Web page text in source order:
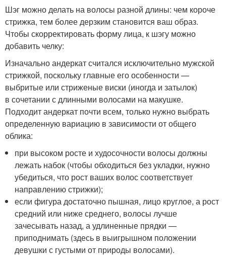
Шэг можно делать на волосы разной длины: чем короче
стрижка, тем более дерзким становится ваш образ.
Чтобы скорректировать форму лица, к шэгу можно
добавить челку:
Изначально андеркат считался исключительно мужской
стрижкой, поскольку главные его особенности —
выбритые или стриженые виски (иногда и затылок)
в сочетании с длинными волосами на макушке.
Подходит андеркат почти всем, только нужно выбрать
определенную вариацию в зависимости от общего
облика:
при высоком росте и худосочности волосы должны
лежать набок (чтобы обходиться без укладки, нужно
убедиться, что рост ваших волос соответствует
направлению стрижки);
если фигура достаточно пышная, лицо круглое, а рост
средний или ниже среднего, волосы лучше
зачесывать назад, а удлиненные прядки —
приподнимать (здесь в выигрышном положении
девушки с густыми от природы волосами).